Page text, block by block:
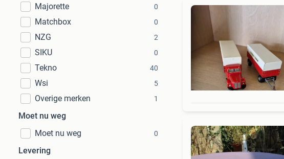
Majorette 0
Matchbox 0
NZG 2
SIKU 0
Tekno 40
Wsi 5
Overige merken 1
Moet nu weg
Moet nu weg
0
Levering